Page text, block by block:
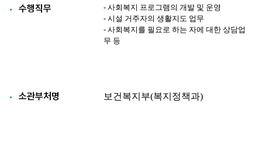
수행직무
소관부처명